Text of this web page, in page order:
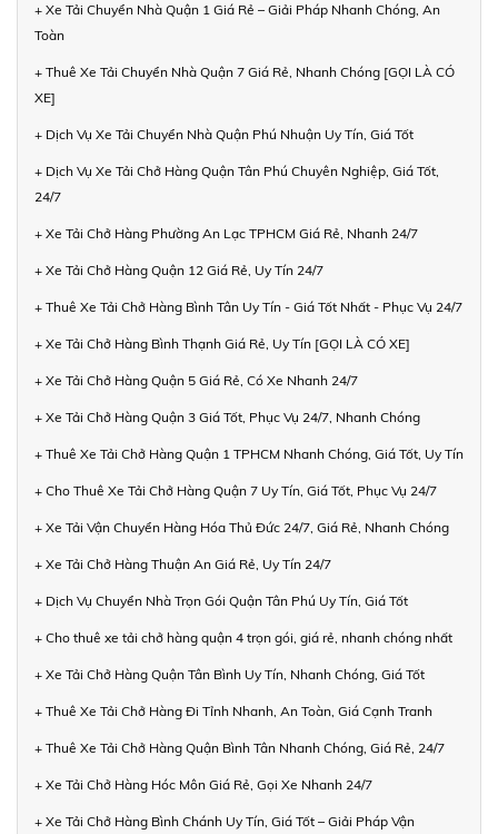
+ Xe Tải Chuyển Nhà Quận 1 Giá Rẻ – Giải Pháp Nhanh Chóng, An
Toàn
+ Thuê Xe Tải Chuyển Nhà Quận 7 Giá Rẻ, Nhanh Chóng [GỌI LÀ CÓ
XE]
+ Dịch Vụ Xe Tải Chuyển Nhà Quận Phú Nhuận Uy Tín, Giá Tốt
+ Dịch Vụ Xe Tải Chở Hàng Quận Tân Phú Chuyên Nghiệp, Giá Tốt,
24/7
+ Xe Tải Chở Hàng Phường An Lạc TPHCM Giá Rẻ, Nhanh 24/7
+ Xe Tải Chở Hàng Quận 12 Giá Rẻ, Uy Tín 24/7
+ Thuê Xe Tải Chở Hàng Bình Tân Uy Tín - Giá Tốt Nhất - Phục Vụ 24/7
+ Xe Tải Chở Hàng Bình Thạnh Giá Rẻ, Uy Tín [GỌI LÀ CÓ XE]
+ Xe Tải Chở Hàng Quận 5 Giá Rẻ, Có Xe Nhanh 24/7
+ Xe Tải Chở Hàng Quận 3 Giá Tốt, Phục Vụ 24/7, Nhanh Chóng
+ Thuê Xe Tải Chở Hàng Quận 1 TPHCM Nhanh Chóng, Giá Tốt, Uy Tín
+ Cho Thuê Xe Tải Chở Hàng Quận 7 Uy Tín, Giá Tốt, Phục Vụ 24/7
+ Xe Tải Vận Chuyển Hàng Hóa Thủ Đức 24/7, Giá Rẻ, Nhanh Chóng
+ Xe Tải Chở Hàng Thuận An Giá Rẻ, Uy Tín 24/7
+ Dịch Vụ Chuyển Nhà Trọn Gói Quận Tân Phú Uy Tín, Giá Tốt
+ Cho thuê xe tải chở hàng quận 4 trọn gói, giá rẻ, nhanh chóng nhất
+ Xe Tải Chở Hàng Quận Tân Bình Uy Tín, Nhanh Chóng, Giá Tốt
+ Thuê Xe Tải Chở Hàng Đi Tỉnh Nhanh, An Toàn, Giá Cạnh Tranh
+ Thuê Xe Tải Chở Hàng Quận Bình Tân Nhanh Chóng, Giá Rẻ, 24/7
+ Xe Tải Chở Hàng Hóc Môn Giá Rẻ, Gọi Xe Nhanh 24/7
+ Xe Tải Chở Hàng Bình Chánh Uy Tín, Giá Tốt – Giải Pháp Vận